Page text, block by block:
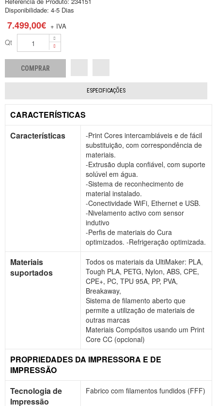
Disponibilidade: 4-5 Dias
7.499,00€ + IVA
Qt
ESPECIFICAÇÕES
CARACTERÍSTICAS
Características
-Print Cores intercambiáveis e de fácil
substituição, com correspondência de
materiais.
-Extrusão dupla confiável, com suporte
solúvel em água.
-Sistema de reconhecimento de
material instalado.
-Conectividade WiFi, Ethernet e USB.
-Nivelamento activo com sensor
indutivo
-Perfis de materiais do Cura
optimizados. -Refrigeração optimizada.
Materiais
suportados
Todos os materiais da UltiMaker: PLA,
Tough PLA, PETG, Nylon, ABS, CPE,
CPE+, PC, TPU 95A, PP, PVA,
Breakaway,
Sistema de filamento aberto que
permite a utilização de materiais de
outras marcas
Materiais Compósitos usando um Print
Core CC (opcional)
PROPRIEDADES DA IMPRESSORA E DE
IMPRESSÃO
Tecnologia de
Impressão
Fabrico com filamentos fundidos (FFF)